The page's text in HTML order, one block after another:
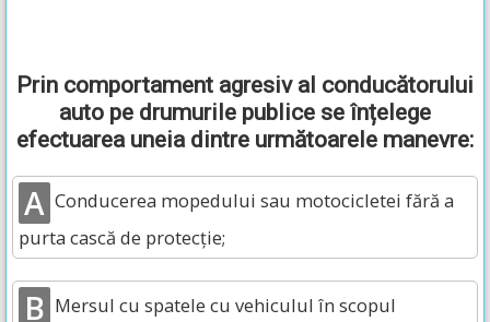
Prin comportament agresiv al conducătorului
auto pe drumurile publice se înțelege
efectuarea uneia dintre următoarele manevre:
A Conducerea mopedului sau motocicletei fără a
purta cască de protecție;
B Mersul cu spatele cu vehiculul în scopul